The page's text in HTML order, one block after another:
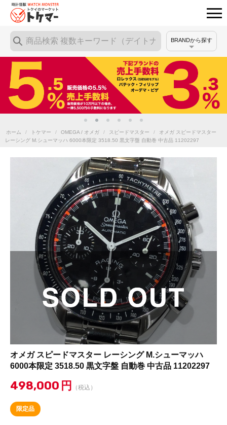
BRANDから探す
ホーム / トケマー / OMEGA / オメガ / スピードマスター /
オメガ スピードマスター
レーシング M.シューマッハ 6000本限定 3518.50 黒文字盤 自動巻 中古品 11202297
オメガ スピードマスター レーシング M.シューマッハ
6000本限定 3518.50 黒文字盤 自動巻 中古品 11202297
498,000 円 （税込）
限定品